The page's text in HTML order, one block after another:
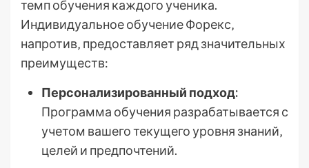
темп обучения каждого ученика.
Индивидуальное обучение Форекс‚
напротив‚ предоставляет ряд значительных
преимуществ:
Персонализированный подход:
Программа обучения разрабатывается с
учетом вашего текущего уровня знаний‚
целей и предпочтений.